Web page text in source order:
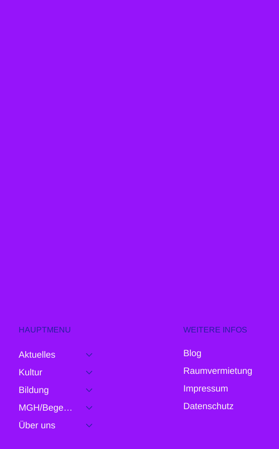
HAUPTMENU
Aktuelles
Kultur
Bildung
MGH/Begegnung
Über uns
WEITERE INFOS
Blog
Raumvermietung
Impressum
Datenschutz